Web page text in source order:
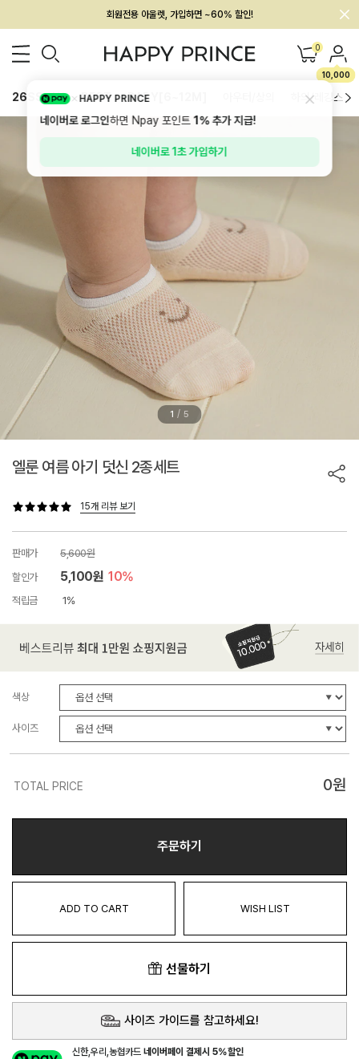
회원전용 아울렛, 가입하면 ~60% 할인!
멤버십 최대 28,000원 혜택 0
10,000
26SS 신상 BEST BABY[6~12M] 하의/레깅스
1 / 5
엘룬 여름 아기 덧신 2종세트
15개 리뷰 보기
판매가
5,600원
할인가
5,100원 10%
적립금 1%
색상
사이즈
TOTAL PRICE 0원
주문하기
ADD TO CART WISH LIST
선물하기
사이즈 가이드를 참고하세요!
신한,우리,농협카드네이버페이 결제시 5%할인
HAPPY PRINCE
네이버로 로그인하면 Npay 포인트1%추가 지급!
네이버로 1초 가입하기